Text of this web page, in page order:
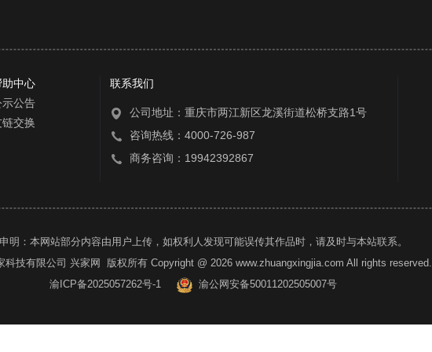
助中心
示公告
链交换
联系我们
公司地址：重庆市两江新区龙溪街道松桥支路1号
咨询热线：4000-726-987
商务咨询：19942392867
明：本网站部分内容由用户上传，如权利人发现可能误传其作品时，请及时与本站联系。
科技有限公司 兴家网
版权所有 Copyright @ 2026 www.zhuangxingjia.com All rights reserved.
渝ICP备2025057262号-1
渝公网安备50011202505007号